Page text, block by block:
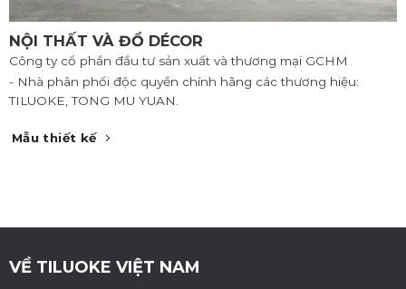
NỘI THẤT VÀ ĐỒ DÉCOR
Công ty cổ phần đầu tư sản xuất và thương mại GCHM
- Nhà phân phối độc quyền chính hãng các thương hiệu:
TILUOKE, TONG MU YUAN.
Mẫu thiết kế
VỀ TILUOKE VIỆT NAM